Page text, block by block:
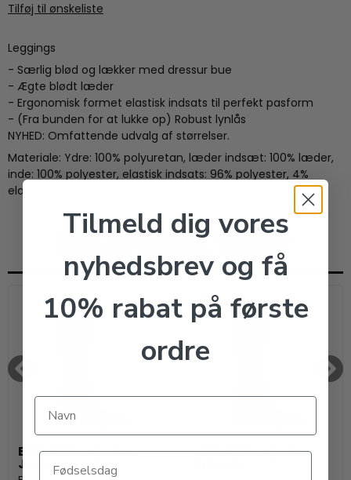
Tilføj til ønskeliste
Leggings
- Særlig blød og lækker med dressur bue
- Ægte blødt læder
- Ergonomisk formet elastisk indsats til perfekt pasform
- (Fra bunden for at lukke op) Robust lynlås
NYHED: Omfattende udvalg af størrelser.
Materiale: Ydre: 100% polyuretan, læder indsæt: 100% læder,
inde: 100% polyester, elastisk indsats: 96% polyester, 4%
elastan
RELATEREDE VARER
ELT DAILY Leggings.
Junior
ELT DAILY Leggings.
Tilmeld dig vores
nyhedsbrev og få
10% rabat på første
ordre